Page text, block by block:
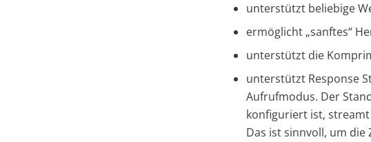
unterstützt beliebige
ermöglicht „sanftes“
unterstützt die
unterstützt Response
Aufrufmodus. Der
konfiguriert ist,
Das ist sinnvoll, um die